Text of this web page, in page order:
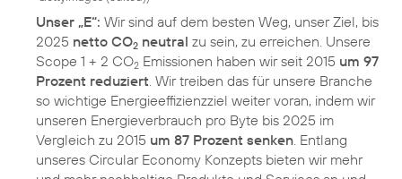
Unser „E“: Wir sind auf dem besten Weg, unser Ziel, bis
2025 netto CO2 neutral zu sein, zu erreichen. Unsere
Scope 1 + 2 CO2 Emissionen haben wir seit 2015 um 97
Prozent reduziert . Wir treiben das für unsere Branche
so wichtige Energieeffizienzziel weiter voran, indem wir
unseren Energieverbrauch pro Byte bis 2025 im
Vergleich zu 2015 um 87 Prozent senken . Entlang
unseres Circular Economy Konzepts bieten wir mehr